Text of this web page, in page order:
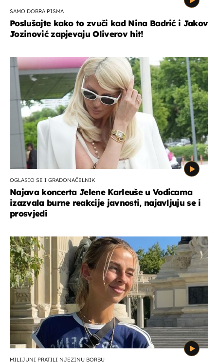
SAMO DOBRA PISMA
Poslušajte kako to zvuči kad Nina Badrić i Jakov
Jozinović zapjevaju Oliverov hit!
OGLASIO SE I GRADONAČELNIK
Najava koncerta Jelene Karleuše u Vodicama
izazvala burne reakcije javnosti, najavljuju se i
prosvjedi
MILIJUNI PRATILI NJEZINU BORBU